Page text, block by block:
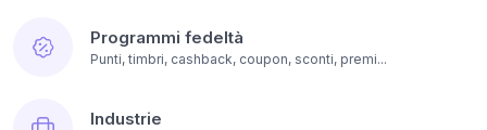
Programmi fedeltà
Punti, timbri, cashback, coupon, sconti, premi...
Industrie